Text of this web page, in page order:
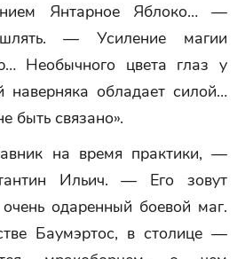
Янтарное Яблоко… —
— Усиление магии
Необычного цвета глаз у
наверняка обладает силой…
быть связано».
на время практики, —
Ильич. — Его зовут
одаренный боевой маг.
Баумэртос, в столице —